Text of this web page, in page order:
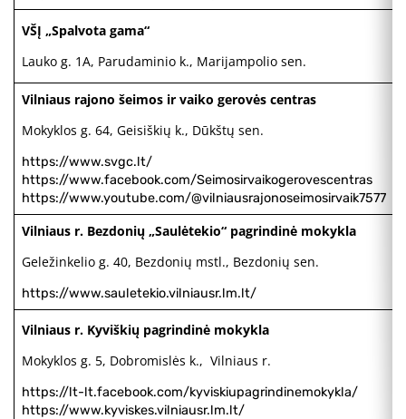
VŠĮ „Spalvota gama“
Lauko g. 1A, Parudaminio k., Marijampolio sen.
Vilniaus rajono šeimos ir vaiko gerovės centras
Mokyklos g. 64, Geisiškių k., Dūkštų sen.
https://www.svgc.lt/
https://www.facebook.com/Seimosirvaikogerovescentras
https://www.youtube.com/@vilniausrajonoseimosirvaik7577
Vilniaus r. Bezdonių „Saulėtekio“ pagrindinė mokykla
Geležinkelio g. 40, Bezdonių mstl., Bezdonių sen.
https://www.sauletekio.vilniausr.lm.lt/
Vilniaus r. Kyviškių pagrindinė mokykla
Mokyklos g. 5, Dobromislės k., Vilniaus r.
https://lt-lt.facebook.com/kyviskiupagrindinemokykla/
https://www.kyviskes.vilniausr.lm.lt/